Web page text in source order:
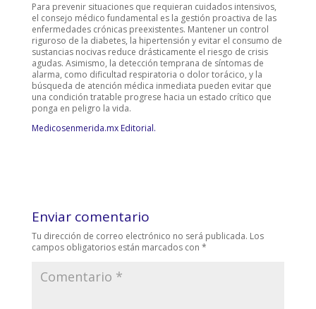
Para prevenir situaciones que requieran cuidados intensivos,
el consejo médico fundamental es la gestión proactiva de las
enfermedades crónicas preexistentes. Mantener un control
riguroso de la diabetes, la hipertensión y evitar el consumo de
sustancias nocivas reduce drásticamente el riesgo de crisis
agudas. Asimismo, la detección temprana de síntomas de
alarma, como dificultad respiratoria o dolor torácico, y la
búsqueda de atención médica inmediata pueden evitar que
una condición tratable progrese hacia un estado crítico que
ponga en peligro la vida.
Medicosenmerida.mx Editorial.
Enviar comentario
Tu dirección de correo electrónico no será publicada. Los
campos obligatorios están marcados con *